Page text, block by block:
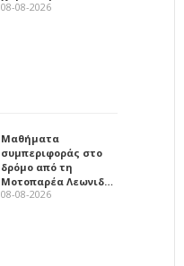
08-08-2026
Μαθήματα
συμπεριφοράς στο
δρόμο από τη
Μοτοπαρέα Λεωνιδ…
08-08-2026